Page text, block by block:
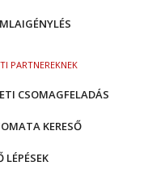
PARTNEREKNEK
CSOMAGFELADÁS
KERESŐ
LÉPÉSEK